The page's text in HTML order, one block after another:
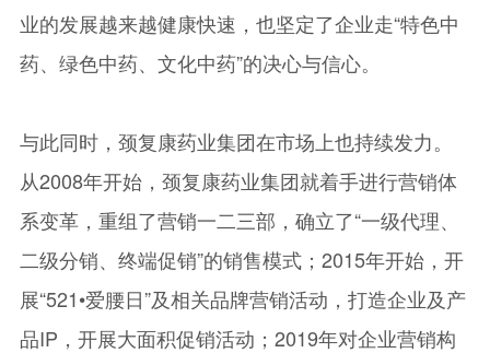
业的发展越来越健康快速，也坚定了企业走“特色中
药、绿色中药、文化中药”的决心与信心。
与此同时，颈复康药业集团在市场上也持续发力。
从2008年开始，颈复康药业集团就着手进行营销体
系变革，重组了营销一二三部，确立了“一级代理、
二级分销、终端促销”的销售模式；2015年开始，开
展“521•爱腰日”及相关品牌营销活动，打造企业及产
品IP，开展大面积促销活动；2019年对企业营销构